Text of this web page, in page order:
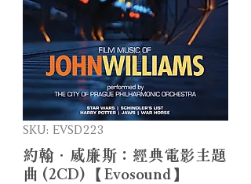
SKU: EVSD223
約翰．威廉斯：經典電影主題
曲 (2CD) 【Evosound】